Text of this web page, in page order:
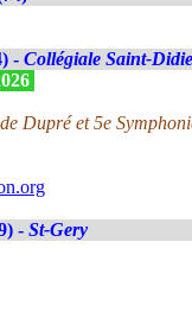
- Collégiale Saint-
Dupré et 5e
- St-Gery